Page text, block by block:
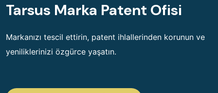
Tarsus Marka Patent Ofisi
Markanızı tescil ettirin, patent ihlallerinden korunun ve
yeniliklerinizi özgürce yaşatın.